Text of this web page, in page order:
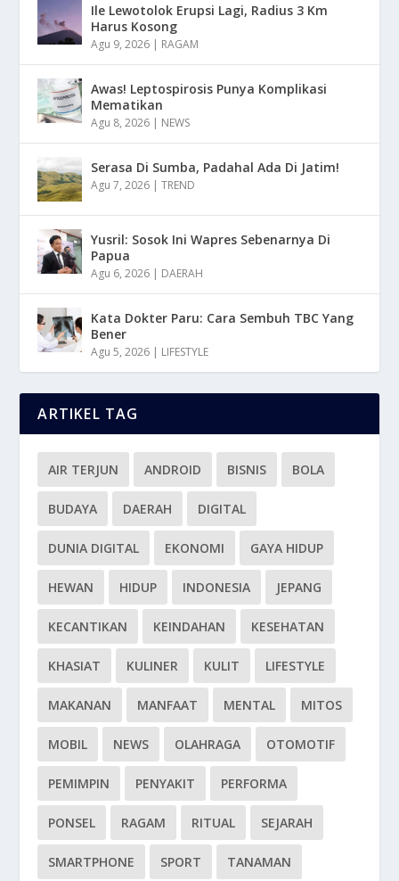
Ile Lewotolok Erupsi Lagi, Radius 3 Km
Harus Kosong
Agu 9, 2026 | RAGAM
Awas! Leptospirosis Punya Komplikasi
Mematikan
Agu 8, 2026 | NEWS
Serasa Di Sumba, Padahal Ada Di Jatim!
Agu 7, 2026 |TREND
Yusril: Sosok Ini Wapres Sebenarnya Di
Papua
Agu 6, 2026 | DAERAH
Kata Dokter Paru: Cara Sembuh TBC Yang
Bener
Agu 5, 2026 | LIFESTYLE
ARTIKEL TAG
AIR TERJUN ANDROID BISNIS BOLA
BUDAYA DAERAH DIGITAL
DUNIA DIGITAL EKONOMI GAYA HIDUP
HEWAN HIDUP INDONESIA JEPANG
KECANTIKAN KEINDAHAN KESEHATAN
KHASIAT KULINER KULIT LIFESTYLE
MAKANAN MANFAAT MENTAL MITOS
MOBIL NEWS OLAHRAGA OTOMOTIF
PEMIMPIN PENYAKIT PERFORMA
PONSEL RAGAM RITUAL SEJARAH
SMARTPHONE SPORT TANAMAN